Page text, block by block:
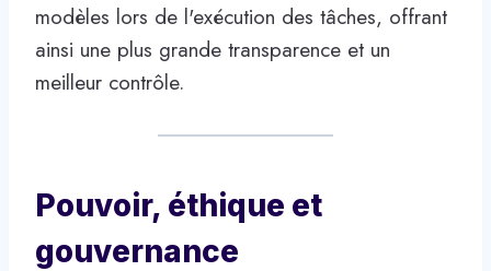
modèles lors de l'exécution des tâches, offrant
ainsi une plus grande transparence et un
meilleur contrôle.
Pouvoir, éthique et
gouvernance